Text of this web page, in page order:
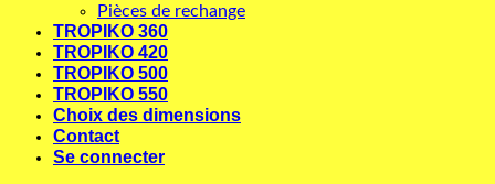
Pièces de rechange
TROPIKO 360
TROPIKO 420
TROPIKO 500
TROPIKO 550
Choix des dimensions
Contact
Se connecter